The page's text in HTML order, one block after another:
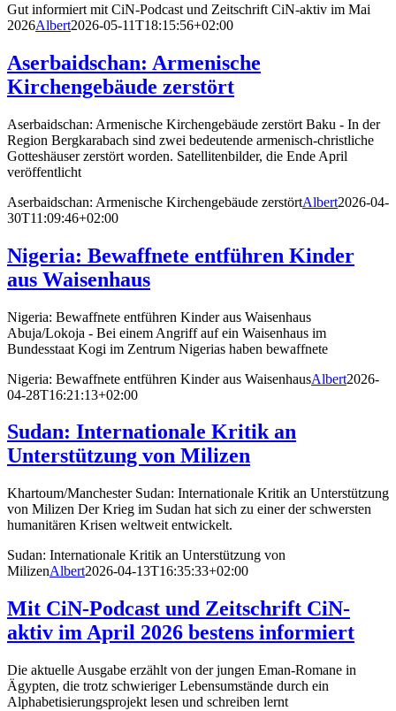
Gut informiert mit CiN-Podcast und Zeitschrift CiN-aktiv im Mai
2026Albert2026-05-11T18:15:56+02:00
Aserbaidschan: Armenische
Kirchengebäude zerstört
Aserbaidschan: Armenische Kirchengebäude zerstört Baku - In der
Region Bergkarabach sind zwei bedeutende armenisch-christliche
Gotteshäuser zerstört worden. Satellitenbilder, die Ende April
veröffentlicht
Aserbaidschan: Armenische Kirchengebäude zerstörtAlbert2026-04-
30T11:09:46+02:00
Nigeria: Bewaffnete entführen Kinder
aus Waisenhaus
Nigeria: Bewaffnete entführen Kinder aus Waisenhaus
Abuja/Lokoja - Bei einem Angriff auf ein Waisenhaus im
Bundesstaat Kogi im Zentrum Nigerias haben bewaffnete
Nigeria: Bewaffnete entführen Kinder aus WaisenhausAlbert2026-
04-28T16:21:13+02:00
Sudan: Internationale Kritik an
Unterstützung von Milizen
Khartoum/Manchester Sudan: Internationale Kritik an Unterstützung
von Milizen Der Krieg im Sudan hat sich zu einer der schwersten
humanitären Krisen weltweit entwickelt.
Sudan: Internationale Kritik an Unterstützung von
MilizenAlbert2026-04-13T16:35:33+02:00
Mit CiN-Podcast und Zeitschrift CiN-
aktiv im April 2026 bestens informiert
Die aktuelle Ausgabe erzählt von der jungen Eman-Romane in
Ägypten, die trotz schwieriger Lebensumstände durch ein
Alphabetisierungsprojekt lesen und schreiben lernt